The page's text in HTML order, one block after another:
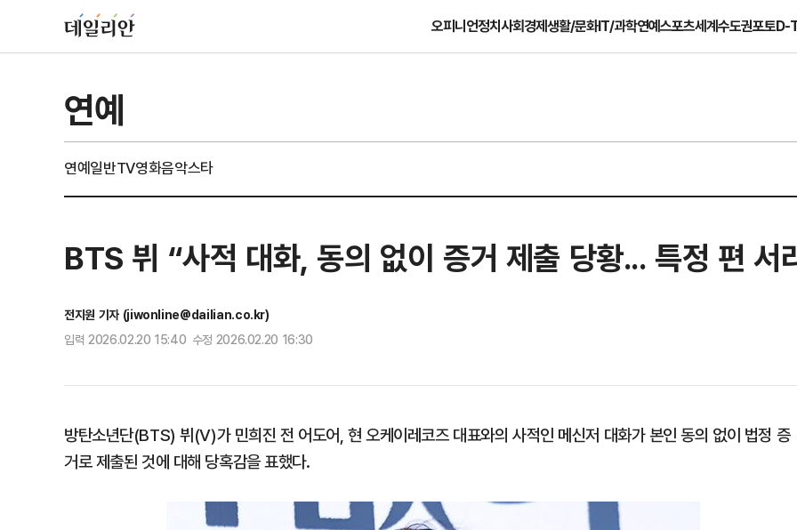
오피니언정치사회경제생활/문화IT/과학연예스포츠세계수도권포토D-
연예
연예일반TV영화음악스타
BTS 뷔 “사적 대화, 동의 없이 증거 제출 당황... 특정 편 서
전지원 기자 (jiwonline@dailian.co.kr)
입력 2026.02.20 15:40 수정 2026.02.20 16:30
방탄소년단(BTS) 뷔(V)가 민희진 전 어도어, 현 오케이레코즈 대표와의 사적인 메신저 대화가 본인 동의 없이 법정 증
거로 제출된 것에 대해 당혹감을 표했다.